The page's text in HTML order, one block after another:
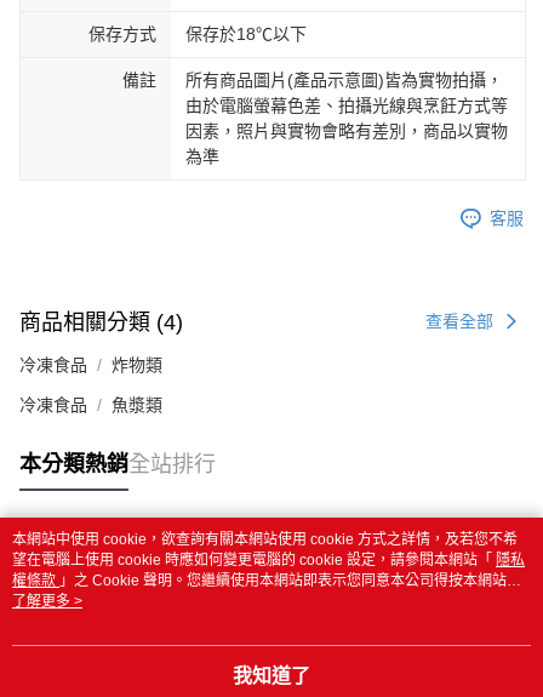
保存方式 保存於18℃以下
備註
所有商品圖片(產品示意圖)皆為實物拍攝，
由於電腦螢幕色差、拍攝光線與烹飪方式等
因素，照片與實物會略有差別，商品以實物
為準
客服
商品相關分類 (4) 查看全部
冷凍食品 炸物類
冷凍食品 魚漿類
本分類熱銷全站排行
熱門標籤
本網站中使用 cookie，欲查詢有關本網站使用 cookie 方式之詳情，及若您不希
望在電腦上使用 cookie 時應如何變更電腦的 cookie 設定，請參閱本網站「 隱私
權條款 」之 Cookie 聲明。您繼續使用本網站即表示您同意本公司得按本網站使
用條款之 Cookie 聲明使用 cookie。
了解更多 >
我知道了